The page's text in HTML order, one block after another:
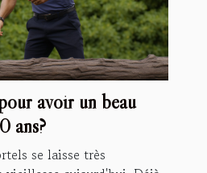
avoir un beau
ans?
se laisse très